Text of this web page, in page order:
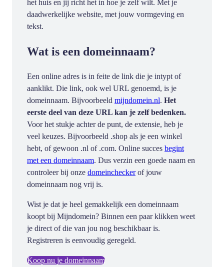
het huis en jij richt het in hoe je zelf wilt. Met je
daadwerkelijke website, met jouw vormgeving en
tekst.
Wat is een domeinnaam?
Een online adres is in feite de link die je intypt of
aanklikt. Die link, ook wel URL genoemd, is je
domeinnaam. Bijvoorbeeld mijndomein.nl. Het
eerste deel van deze URL kan je zelf bedenken.
Voor het stukje achter de punt, de extensie, heb je
veel keuzes. Bijvoorbeeld .shop als je een winkel
hebt, of gewoon .nl of .com. Online succes begint
met een domeinnaam. Dus verzin een goede naam en
controleer bij onze domeincheckerof jouw
domeinnaam nog vrij is.
Wist je dat je heel gemakkelijk een domeinnaam
koopt bij Mijndomein? Binnen een paar klikken weet
je direct of die van jou nog beschikbaar is.
Registreren is eenvoudig geregeld.
Koop nu je domeinnaam